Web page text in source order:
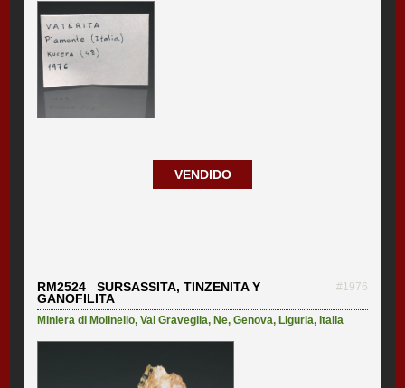
VENDIDO
RM2524 SURSASSITA, TINZENITA Y
GANOFILITA
#1976
Miniera di Molinello,Val Graveglia, Ne,Genova, Liguria, Italia